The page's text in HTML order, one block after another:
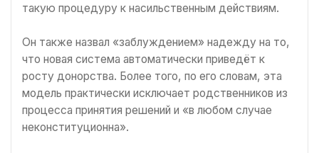
такую процедуру к насильственным действиям.
Он также назвал «заблуждением» надежду на то,
что новая система автоматически приведёт к
росту донорства. Более того, по его словам, эта
модель практически исключает родственников из
процесса принятия решений и «в любом случае
неконституционна».